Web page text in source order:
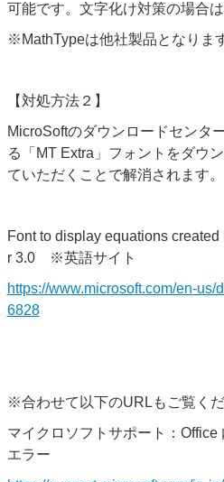
可能です。文字化け対策の場合
※MathTypeは他社製品となりま
【対処方法２】
MicroSoftのダウンロードセンタ
る 「MT Extra」フォントをダウ
ていただくことで解消されます。
Font to display equations
r 3.0 ※英語サイト
https://www.microsoft.com/en-
6828
※合わせて以下のURLもご覧くだ
マイクロソフトサポート：
エラー